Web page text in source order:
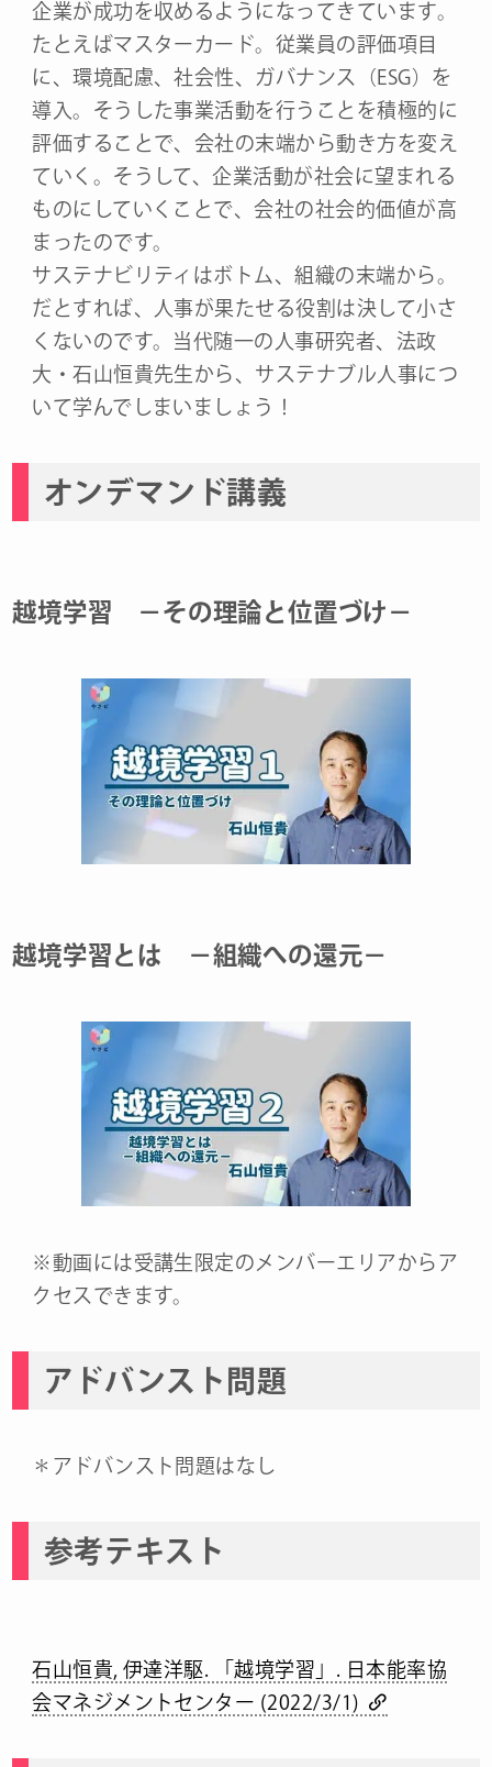
企業が成功を収めるようになってきています。
たとえばマスターカード。従業員の評価項目
に、環境配慮、社会性、ガバナンス（ESG）を
導入。そうした事業活動を行うことを積極的に
評価することで、会社の末端から動き方を変え
ていく。そうして、企業活動が社会に望まれる
ものにしていくことで、会社の社会的価値が高
まったのです。
サステナビリティはボトム、組織の末端から。
だとすれば、人事が果たせる役割は決して小さ
くないのです。当代随一の人事研究者、法政
大・石山恒貴先生から、サステナブル人事につ
いて学んでしまいましょう！
オンデマンド講義
越境学習 －その理論と位置づけ－
越境学習とは －組織への還元－
※動画には受講生限定のメンバーエリアからア
クセスできます。
アドバンスト問題
＊アドバンスト問題はなし
参考テキスト
石山恒貴, 伊達洋駆. 「越境学習」. 日本能率協
会マネジメントセンター (2022/3/1)